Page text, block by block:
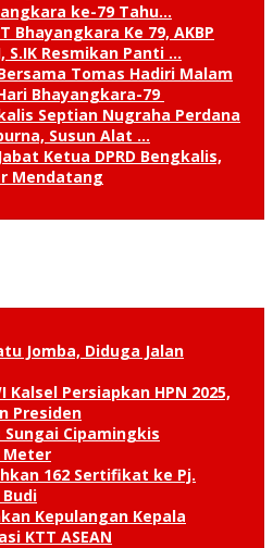
ke-79 Tahu…
Bhayangkara Ke 79, AKBP
S.IK Resmikan Panti …
Tomas Hadiri Malam
Bhayangkara-79
Septian Nugraha Perdana
Susun Alat …
Ketua DPRD Bengkalis,
Mendatang
Jomba, Diduga Jalan
Kalsel Persiapkan HPN 2025,
Presiden
Cipamingkis
Meter
162 Sertifikat ke Pj.
Kepulangan Kepala
KTT ASEAN